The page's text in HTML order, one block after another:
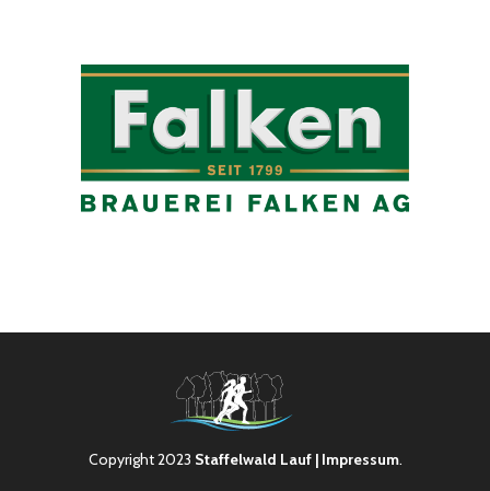
Copyright 2023 Staffelwald Lauf| Impressum.